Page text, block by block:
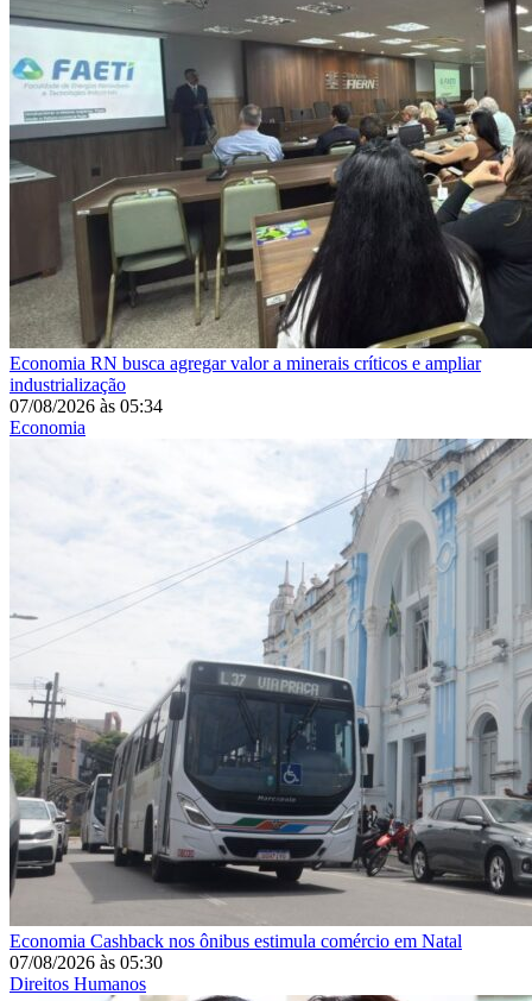
Economia RN busca agregar valor a minerais críticos e ampliar
industrialização
07/08/2026 às 05:34
Economia
Economia Cashback nos ônibus estimula comércio em Natal
07/08/2026 às 05:30
Direitos Humanos